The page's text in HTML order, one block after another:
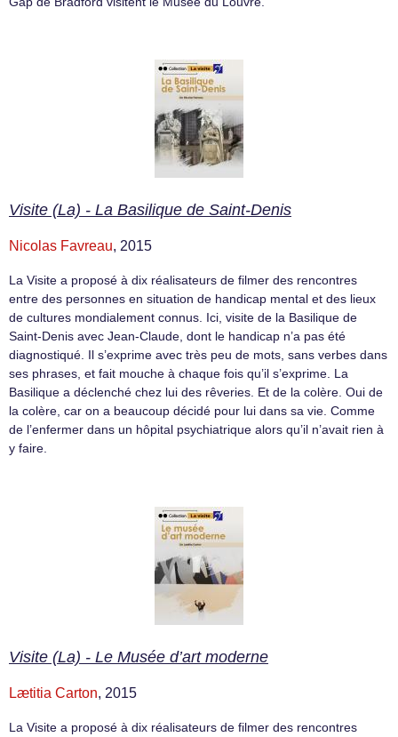
Visite (La) - La Basilique de Saint-Denis
Nicolas Favreau, 2015
La Visite a proposé à dix réalisateurs de filmer des rencontres
entre des personnes en situation de handicap mental et des lieux
de cultures mondialement connus. Ici, visite de la Basilique de
Saint-Denis avec Jean-Claude, dont le handicap n’a pas été
diagnostiqué. Il s’exprime avec très peu de mots, sans verbes dans
ses phrases, et fait mouche à chaque fois qu’il s’exprime. La
Basilique a déclenché chez lui des rêveries. Et de la colère. Oui de
la colère, car on a beaucoup décidé pour lui dans sa vie. Comme
de l’enfermer dans un hôpital psychiatrique alors qu’il n’avait rien à
y faire.
Visite (La) - Le Musée d’art moderne
Lætitia Carton, 2015
La Visite a proposé à dix réalisateurs de filmer des rencontres